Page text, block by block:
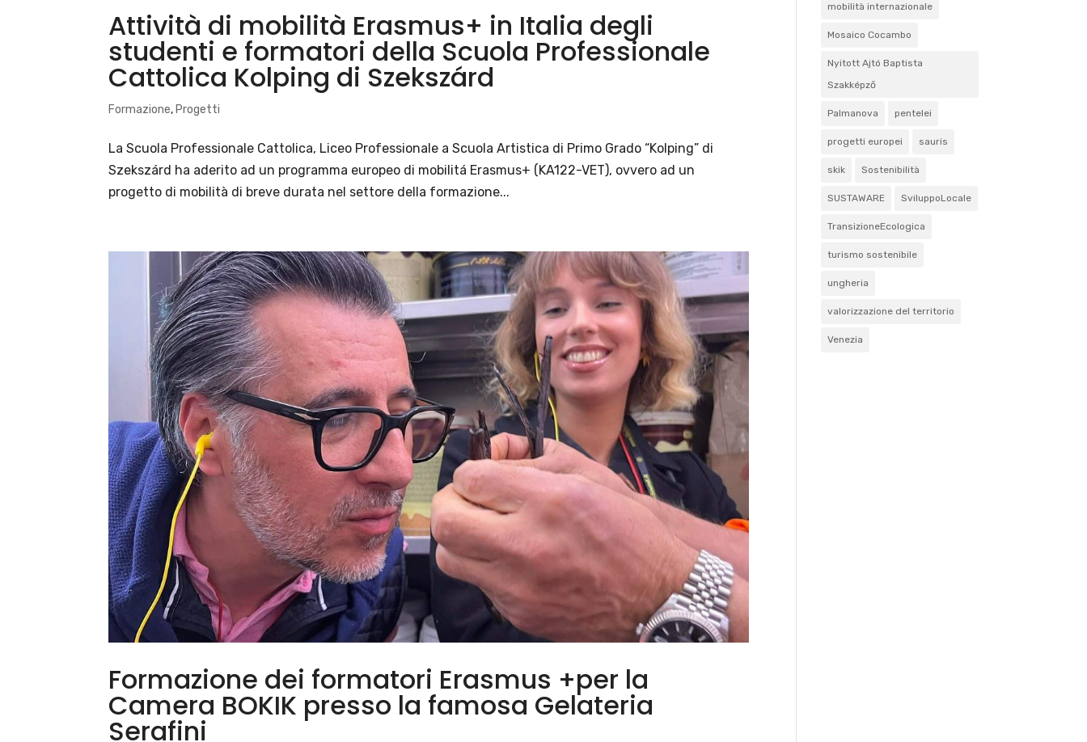
Attività di mobilità Erasmus+ in Italia degli
studenti e formatori della Scuola Professionale
Cattolica Kolping di Szekszárd
Formazione, Progetti
La Scuola Professionale Cattolica, Liceo Professionale a Scuola Artistica di Primo Grado “Kolping” di
Szekszárd ha aderito ad un programma europeo di mobilitá Erasmus+ (KA122-VET), ovvero ad un
progetto di mobilità di breve durata nel settore della formazione...
Formazione dei formatori Erasmus +per la
Camera BOKIK presso la famosa Gelateria
Serafini
mobilità internazionale
Mosaico Cocambo
Nyitott Ajtó Baptista
Szakképző
Palmanova pentelei
progetti europei sauris
skik Sostenibilità
SUSTAWARE SviluppoLocale
TransizioneEcologica
turismo sostenibile
ungheria
valorizzazione del territorio
Venezia